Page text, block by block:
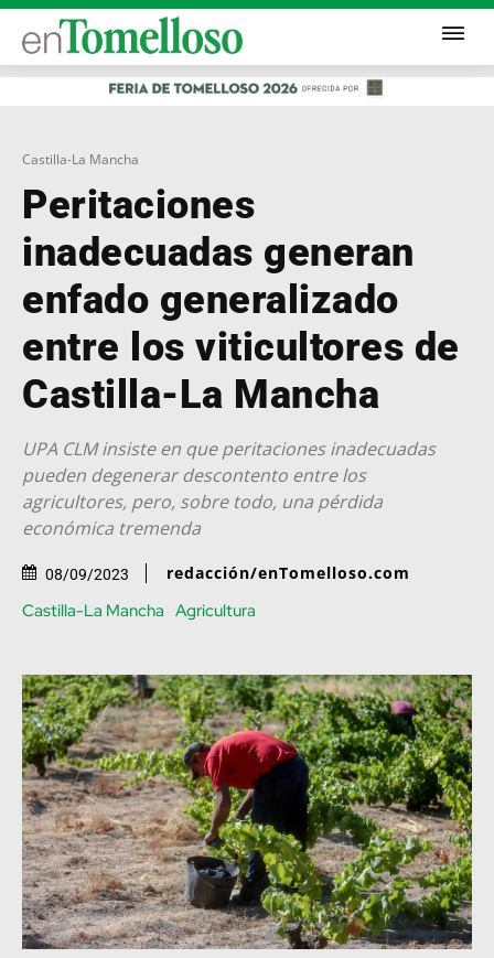
Castilla-La Mancha
Peritaciones
inadecuadas generan
enfado generalizado
entre los viticultores de
Castilla-La Mancha
UPA CLM insiste en que peritaciones inadecuadas
pueden degenerar descontento entre los
agricultores, pero, sobre todo, una pérdida
económica tremenda
08/09/2023 redacción/enTomelloso.com
Castilla-La Mancha Agricultura